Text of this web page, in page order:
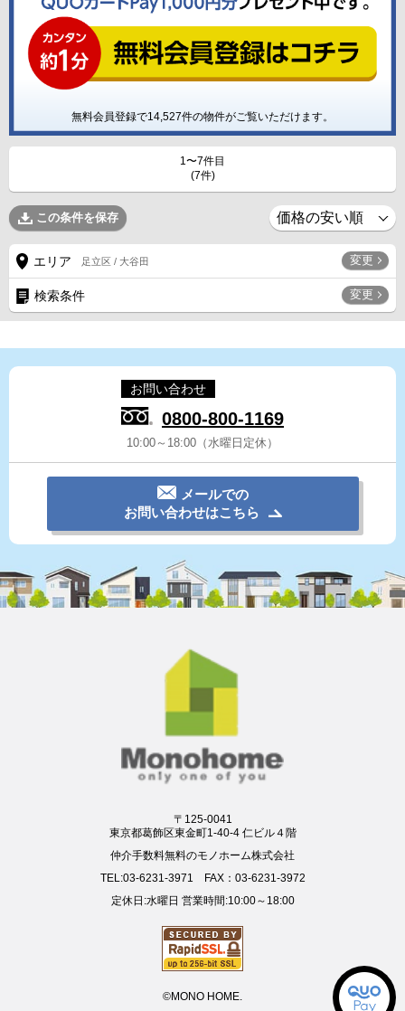
無料会員登録で14,527件の物件がご覧いただけます。
1〜7件目
(7件)
この条件を保存
エリア 足立区 / 大谷田 変更
検索条件 変更
お問い合わせ
0800-800-1169
10:00～18:00（水曜日定休）
メールでの
お問い合わせはこちら
〒125-0041
東京都葛飾区東金町1-40-4 仁ビル４階
仲介手数料無料のモノホーム株式会社
TEL:03-6231-3971 FAX：03-6231-3972
定休日:水曜日 営業時間:10:00～18:00
©MONO HOME.